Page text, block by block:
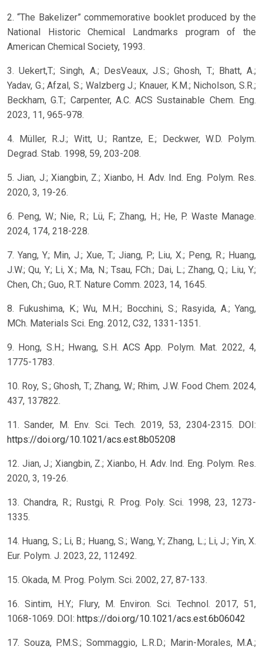
2. “The Bakelizer” commemorative booklet produced by the
National Historic Chemical Landmarks program of the
American Chemical Society, 1993.
3. Uekert,T.; Singh, A.; DesVeaux, J.S.; Ghosh, T.; Bhatt, A.;
Yadav, G.; Afzal, S.; Walzberg J.; Knauer, K.M.; Nicholson, S.R.;
Beckham, G.T.; Carpenter, A.C. ACS Sustainable Chem. Eng.
2023, 11, 965-978.
4. Müller, R.J.; Witt, U.; Rantze, E.; Deckwer, W.D. Polym.
Degrad. Stab. 1998, 59, 203-208.
5. Jian, J.; Xiangbin, Z.; Xianbo, H. Adv. Ind. Eng. Polym. Res.
2020, 3, 19-26.
6. Peng, W.; Nie, R.; Lü, F.; Zhang, H.; He, P. Waste Manage.
2024, 174, 218-228.
7. Yang, Y.; Min, J.; Xue, T.; Jiang, P.; Liu, X.; Peng, R.; Huang,
J.W.; Qu, Y.; Li, X.; Ma, N.; Tsau, FCh.; Dai, L.; Zhang, Q.; Liu, Y.;
Chen, Ch.; Guo, R.T. Nature Comm. 2023, 14, 1645.
8. Fukushima, K.; Wu, M.H.; Bocchini, S.; Rasyida, A.; Yang,
MCh. Materials Sci. Eng. 2012, C32, 1331-1351.
9. Hong, S.H.; Hwang, S.H. ACS App. Polym. Mat. 2022, 4,
1775-1783.
10. Roy, S.; Ghosh, T.; Zhang, W.; Rhim, J.W. Food Chem. 2024,
437, 137822.
11. Sander, M. Env. Sci. Tech. 2019, 53, 2304-2315. DOI:
https://doi.org/10.1021/acs.est.8b05208
12. Jian, J.; Xiangbin, Z.; Xianbo, H. Adv. Ind. Eng. Polym. Res.
2020, 3, 19-26.
13. Chandra, R.; Rustgi, R. Prog. Poly. Sci. 1998, 23, 1273-
1335.
14. Huang, S.; Li, B.; Huang, S.; Wang, Y.; Zhang, L.; Li, J.; Yin, X.
Eur. Polym. J. 2023, 22, 112492.
15. Okada, M. Prog. Polym. Sci. 2002, 27, 87-133.
16. Sintim, H.Y.; Flury, M. Environ. Sci. Technol. 2017, 51,
1068-1069. DOI: https://doi.org/10.1021/acs.est.6b06042
17. Souza, P.M.S.; Sommaggio, L.R.D.; Marin-Morales, M.A.;